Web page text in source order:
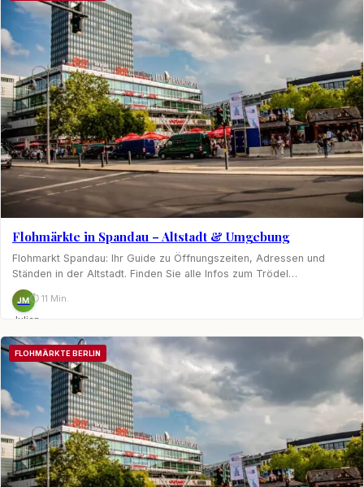
Flohmärkte in Spandau – Altstadt & Umgebung
Flohmarkt Spandau: Ihr Guide zu Öffnungszeiten, Adressen und
Ständen in der Altstadt. Finden Sie alle Infos zum Trödel…
JM
Julian
⏱ 11 Min.
FLOHMÄRKTE BERLIN